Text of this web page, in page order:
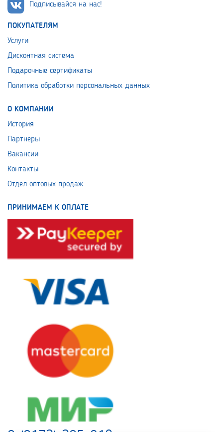
Подписывайся на нас!
ПОКУПАТЕЛЯМ
Услуги
Дисконтная система
Подарочные сертификаты
Политика обработки персональных данных
О КОМПАНИИ
История
Партнеры
Вакансии
Контакты
Отдел оптовых продаж
ПРИНИМАЕМ К ОПЛАТЕ